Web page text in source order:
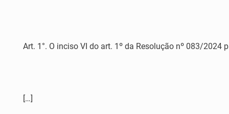
Art. 1°. O inciso VI do art. 1º da Resolução nº 083/2024
[…]